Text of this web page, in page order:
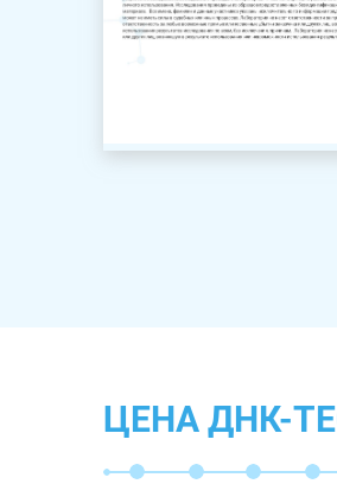
ЦЕНА ДНК-